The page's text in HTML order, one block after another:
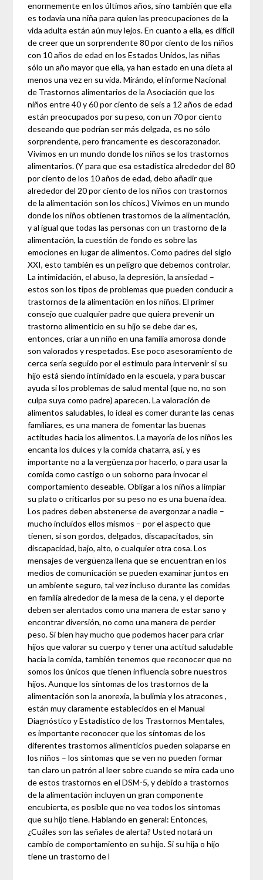
enormemente en los últimos años, sino también que ella
es todavía una niña para quien las preocupaciones de la
vida adulta están aún muy lejos. En cuanto a ella, es difícil
de creer que un sorprendente 80 por ciento de los niños
con 10 años de edad en los Estados Unidos, las niñas
sólo un año mayor que ella, ya han estado en una dieta al
menos una vez en su vida. Mirándo, el informe Nacional
de Trastornos alimentarios de la Asociación que los
niños entre 40 y 60 por ciento de seis a 12 años de edad
están preocupados por su peso, con un 70 por ciento
deseando que podrían ser más delgada, es no sólo
sorprendente, pero francamente es descorazonador.
Vivimos en un mundo donde los niños se los trastornos
alimentarios. (Y para que esa estadística alrededor del 80
por ciento de los 10 años de edad, debo añadir que
alrededor del 20 por ciento de los niños con trastornos
de la alimentación son los chicos.) Vivimos en un mundo
donde los niños obtienen trastornos de la alimentación,
y al igual que todas las personas con un trastorno de la
alimentación, la cuestión de fondo es sobre las
emociones en lugar de alimentos. Como padres del siglo
XXI, esto también es un peligro que debemos controlar.
La intimidación, el abuso, la depresión, la ansiedad –
estos son los tipos de problemas que pueden conducir a
trastornos de la alimentación en los niños. El primer
consejo que cualquier padre que quiera prevenir un
trastorno alimenticio en su hijo se debe dar es,
entonces, criar a un niño en una familia amorosa donde
son valorados y respetados. Ese poco asesoramiento de
cerca sería seguido por el estímulo para intervenir si su
hijo está siendo intimidado en la escuela, y para buscar
ayuda si los problemas de salud mental (que no, no son
culpa suya como padre) aparecen. La valoración de
alimentos saludables, lo ideal es comer durante las cenas
familiares, es una manera de fomentar las buenas
actitudes hacia los alimentos. La mayoría de los niños les
encanta los dulces y la comida chatarra, así, y es
importante no a la vergüenza por hacerlo, o para usar la
comida como castigo o un soborno para invocar el
comportamiento deseable. Obligar a los niños a limpiar
su plato o criticarlos por su peso no es una buena idea.
Los padres deben abstenerse de avergonzar a nadie –
mucho incluidos ellos mismos – por el aspecto que
tienen, si son gordos, delgados, discapacitados, sin
discapacidad, bajo, alto, o cualquier otra cosa. Los
mensajes de vergüenza llena que se encuentran en los
medios de comunicación se pueden examinar juntos en
un ambiente seguro, tal vez incluso durante las comidas
en familia alrededor de la mesa de la cena, y el deporte
deben ser alentados como una manera de estar sano y
encontrar diversión, no como una manera de perder
peso. Si bien hay mucho que podemos hacer para criar
hijos que valorar su cuerpo y tener una actitud saludable
hacia la comida, también tenemos que reconocer que no
somos los únicos que tienen influencia sobre nuestros
hijos. Aunque los síntomas de los trastornos de la
alimentación son la anorexia, la bulimia y los atracones ,
están muy claramente establecidos en el Manual
Diagnóstico y Estadístico de los Trastornos Mentales,
es importante reconocer que los síntomas de los
diferentes trastornos alimenticios pueden solaparse en
los niños – los síntomas que se ven no pueden formar
tan claro un patrón al leer sobre cuando se mira cada uno
de estos trastornos en el DSM-5, y debido a trastornos
de la alimentación incluyen un gran componente
encubierta, es posible que no vea todos los síntomas
que su hijo tiene. Hablando en general: Entonces,
¿Cuáles son las señales de alerta? Usted notará un
cambio de comportamiento en su hijo. Si su hija o hijo
tiene un trastorno de l